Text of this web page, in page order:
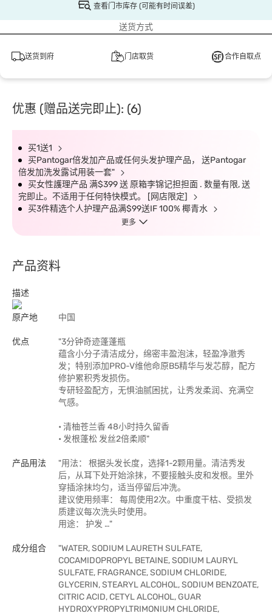
查看门市库存 (可能有时间误差)
送货方式
送货到府 门店取货 合作自取点
优惠 (赠品送完即止): (6)
买1送1
买Pantogar倍发加产品或任何头发护理产品， 送Pantogar
倍发加洗发露试用装一套"
买女性護理产品 满$399 送 原箱李锦记担担面 . 数量有限, 送
完即止。不适用于任何特快模式。 [网店限定]
买3件精选个人护理产品满$99送IF 100% 椰青水
更多
产品资料
描述
原产地 中国
优点
"3分钟奇迹蓬蓬瓶
蕴含⼩分⼦清洁成分，绵密丰盈泡沫，轻盈净澈秀
发；特别添加PRO-V维他命原B5精华与发芯醇，配⽅
修护累积秀发损伤。
专研轻盈配⽅，无惧油腻困扰，让秀发柔润、充满空
气感。
• 清柚苍兰香 48小时持久留香
• 发根蓬松 发丝2倍柔顺"
产品用法
"用法： 根据头发长度，选择1-2颗用量。清洁秀发
后，从耳下处开始涂抹，不要接触头皮和发根。里外
穿插涂抹均匀，适当停留后冲洗。
建议使用频率： 每周使用2次。中重度干枯、受损发
质建议每次洗头时使用。
用途： 护发 …"
成分组合
"WATER, SODIUM LAURETH SULFATE,
COCAMIDOPROPYL BETAINE, SODIUM LAURYL
SULFATE, FRAGRANCE, SODIUM CHLORIDE,
GLYCERIN, STEARYL ALCOHOL, SODIUM BENZOATE,
CITRIC ACID, CETYL ALCOHOL, GUAR
HYDROXYPROPYLTRIMONIUM CHLORIDE,